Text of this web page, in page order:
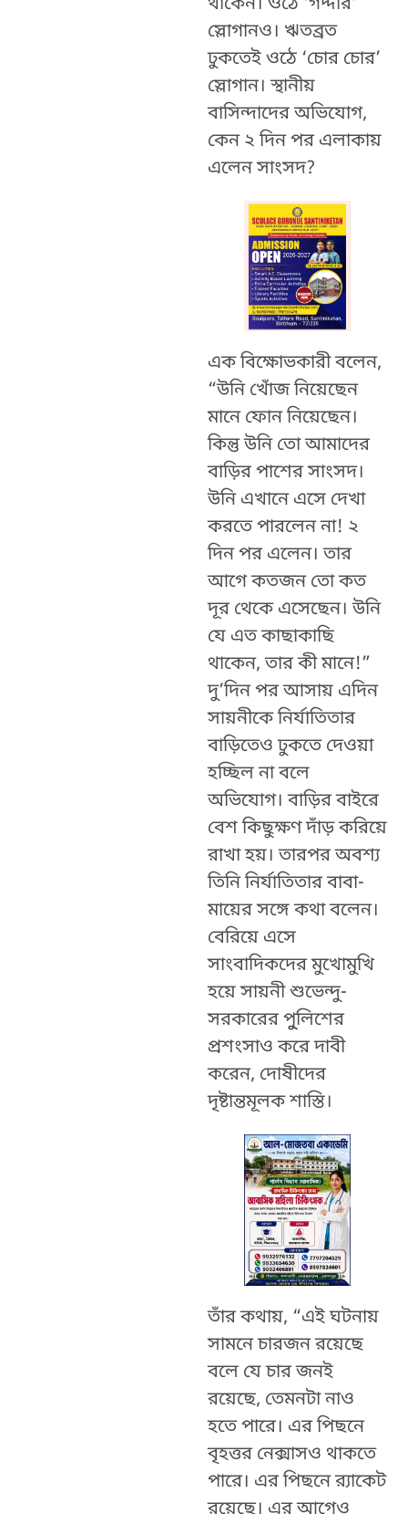
থাকেন। ওঠে ‘গদ্দার’
স্লোগানও। ঋতব্রত
ঢুকতেই ওঠে ‘চোর চোর’
স্লোগান। স্থানীয়
বাসিন্দাদের অভিযোগ,
কেন ২ দিন পর এলাকায়
এলেন সাংসদ?
এক বিক্ষোভকারী বলেন,
“উনি খোঁজ নিয়েছেন
মানে ফোন নিয়েছেন।
কিন্তু উনি তো আমাদের
বাড়ির পাশের সাংসদ।
উনি এখানে এসে দেখা
করতে পারলেন না! ২
দিন পর এলেন। তার
আগে কতজন তো কত
দূর থেকে এসেছেন। উনি
যে এত কাছাকাছি
থাকেন, তার কী মানে!”
দু’দিন পর আসায় এদিন
সায়নীকে নির্যাতিতার
বাড়িতেও ঢুকতে দেওয়া
হচ্ছিল না বলে
অভিযোগ। বাড়ির বাইরে
বেশ কিছুক্ষণ দাঁড় করিয়ে
রাখা হয়। তারপর অবশ্য
তিনি নির্যাতিতার বাবা-
মায়ের সঙ্গে কথা বলেন।
বেরিয়ে এসে
সাংবাদিকদের মুখোমুখি
হয়ে সায়নী শুভেন্দু-
সরকারের পুুলিশের
প্রশংসাও করে দাবী
করেন, দোষীদের
দৃষ্টান্তমূলক শাস্তি।
তাঁর কথায়, “এই ঘটনায়
সামনে চারজন রয়েছে
বলে যে চার জনই
রয়েছে, তেমনটা নাও
হতে পারে। এর পিছনে
বৃহত্তর নেক্সাসও থাকতে
পারে। এর পিছনে র‍্যাকেট